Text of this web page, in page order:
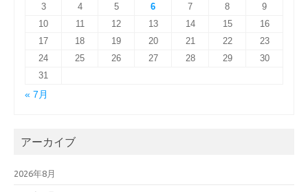
3
4 5 6 7 8
9
10
11 12 13 14 15
16
17
18 19 20 21 22
23
24
25 26 27 28 29
30
31
« 7月
アーカイブ
2026年8月